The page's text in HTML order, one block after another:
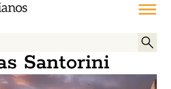
Santorini